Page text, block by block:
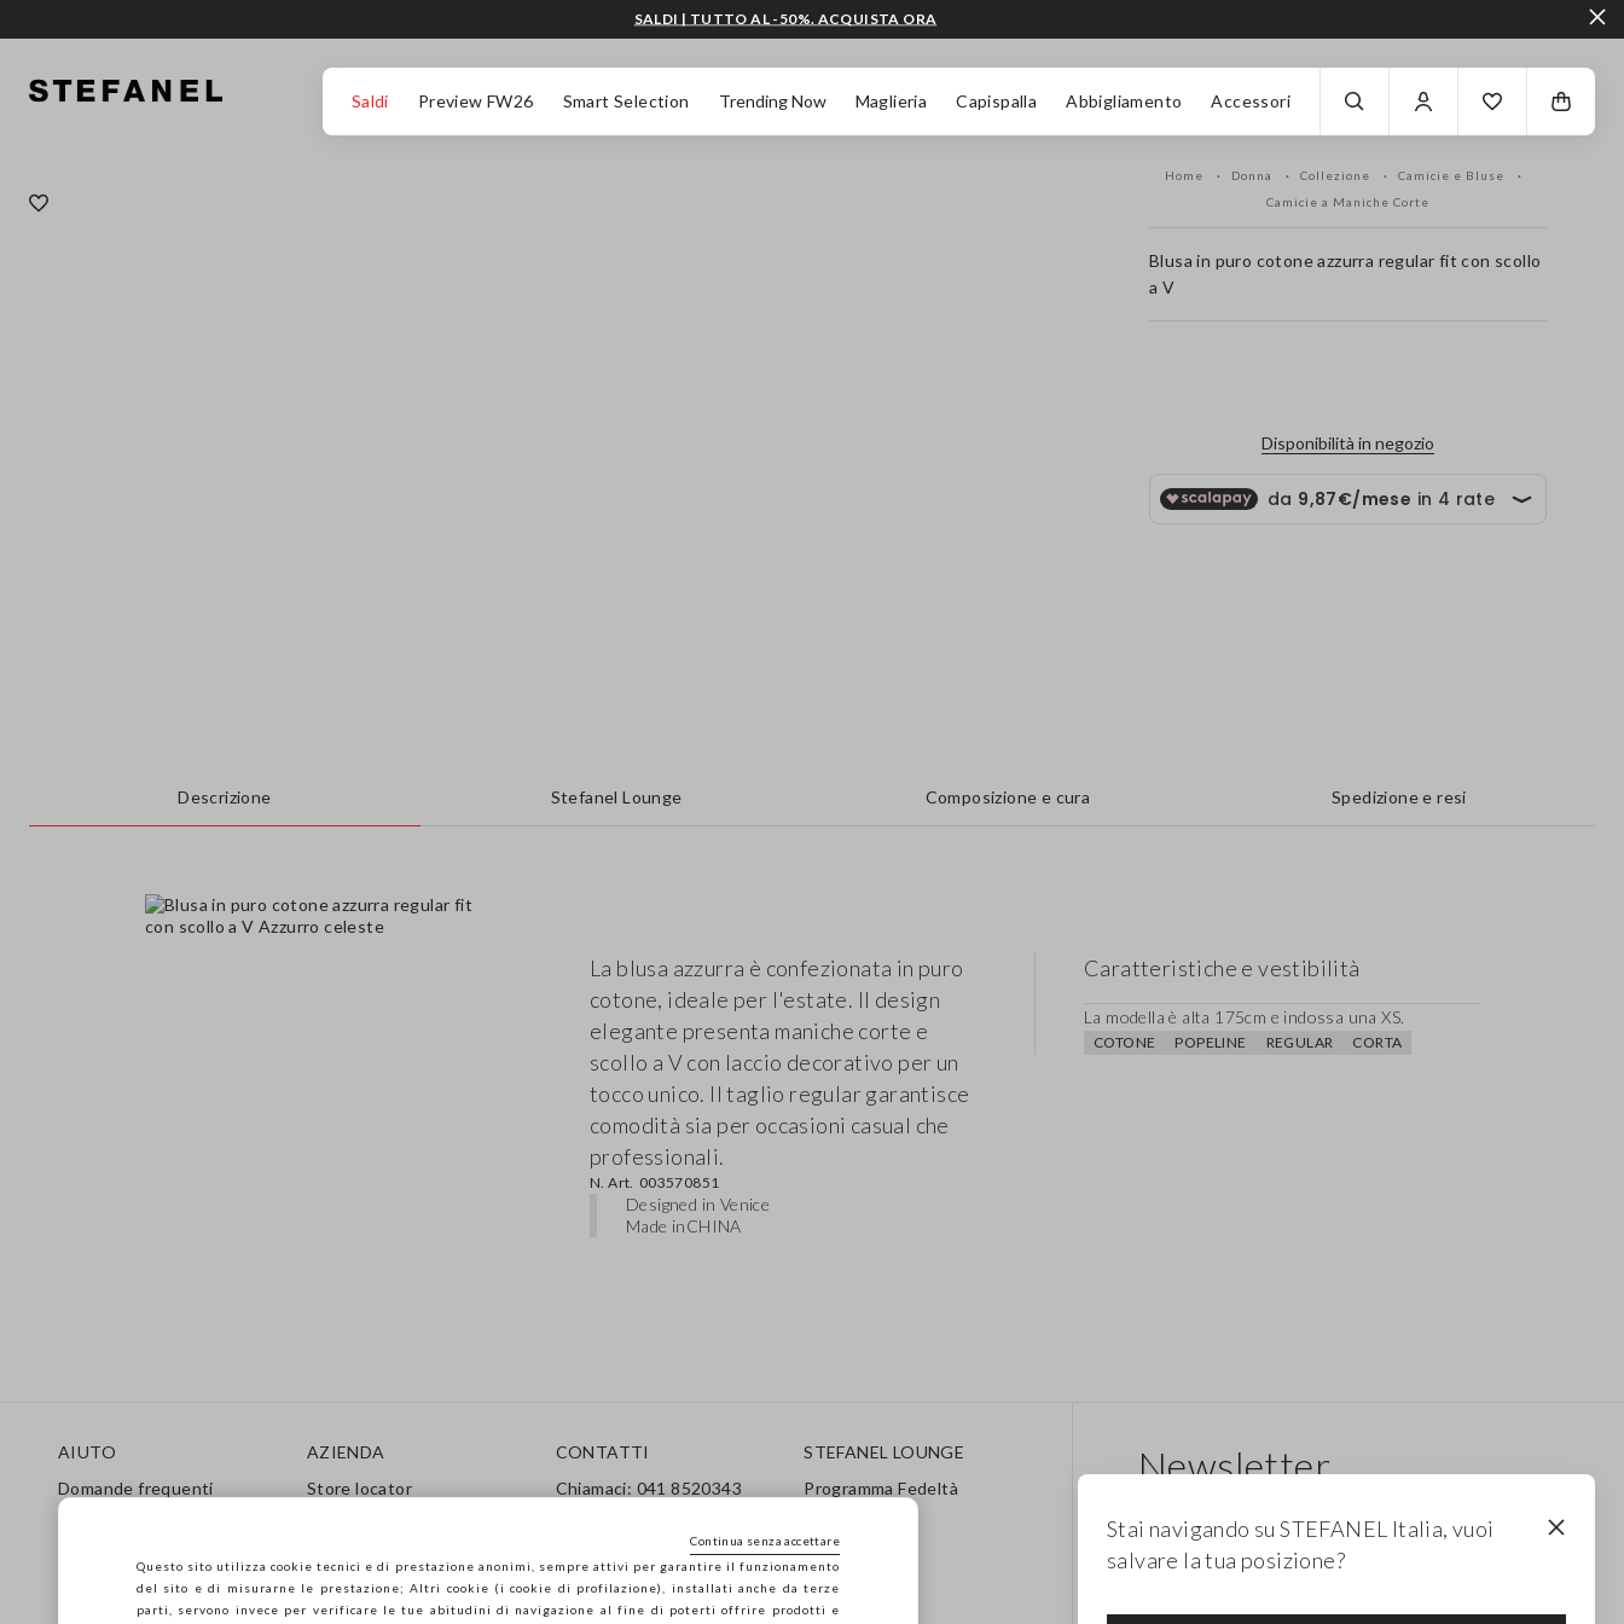
Saldi Preview FW26 Smart Selection Trending Now Maglieria Capispalla Abbigliamento Accessori
SALDI | TUTTO AL -50%. ACQUISTA ORA
Home Donna Collezione
Camicie e Bluse
Camicie a Maniche Corte
Blusa in puro cotone azzurra regular fit con scollo
a V
Disponibilità in negozio
Descrizione Stefanel Lounge Composizione e cura Spedizione e resi
La blusa azzurra è confezionata in puro
cotone, ideale per l'estate. Il design
elegante presenta maniche corte e
scollo a V con laccio decorativo per un
tocco unico. Il taglio regular garantisce
comodità sia per occasioni casual che
professionali.
N. Art. 003570851
Designed in Venice
Made inCHINA
Caratteristiche e vestibilità
La modella è alta 175cm e indossa una XS.
COTONE POPELINE REGULAR CORTA
AIUTO
Domande frequenti
Care Guide
AZIENDA
Store locator
Franchising
Accessibilità
CONTATTI
Chiamaci: 041 8520343
Segui il tuo ordine / Reso
STEFANEL LOUNGE
Programma Fedeltà
Newsletter
promozioni. Per te -10% di sconto.
Stai navigando su STEFANEL Italia, vuoi
salvare la tua posizione?
Questo sito utilizza cookie tecnici e di prestazione anonimi, sempre attivi per garantire il funzionamento
del sito e di misurarne le prestazione; Altri cookie (i cookie di profilazione), installati anche da terze
parti, servono invece per verificare le tue abitudini di navigazione al fine di poterti offrire prodotti e
Continua senza accettare